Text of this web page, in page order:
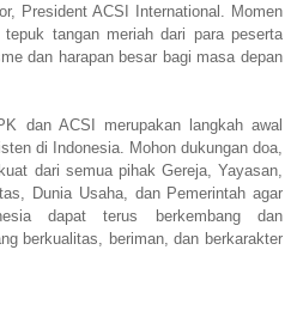
President ACSI International. Momen
tangan meriah dari para peserta
dan harapan besar bagi masa depan
dan ACSI merupakan langkah awal
di Indonesia. Mohon dukungan doa,
dari semua pihak Gereja, Yayasan,
Dunia Usaha, dan Pemerintah agar
dapat terus berkembang dan
berkualitas, beriman, dan berkarakter